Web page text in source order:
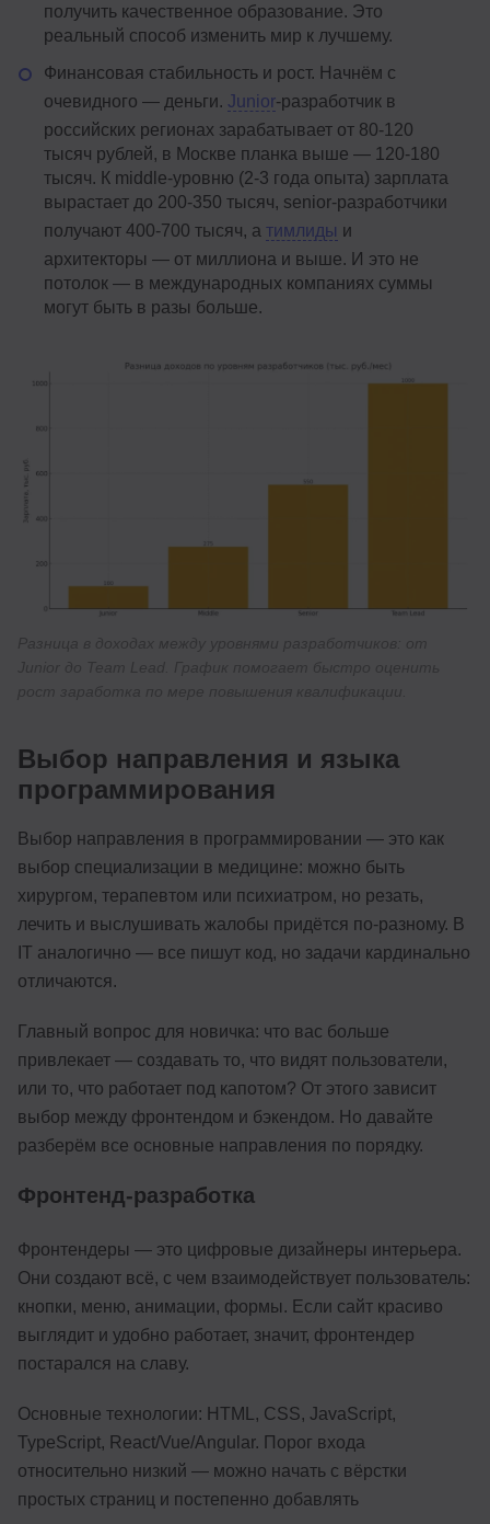
получить качественное образование. Это
реальный способ изменить мир к лучшему.
Финансовая стабильность и рост. Начнём с
очевидного — деньги. Junior-разработчик в
российских регионах зарабатывает от 80-120
тысяч рублей, в Москве планка выше — 120-180
тысяч. К middle-уровню (2-3 года опыта) зарплата
вырастает до 200-350 тысяч, senior-разработчики
получают 400-700 тысяч, а тимлиды и
архитекторы — от миллиона и выше. И это не
потолок — в международных компаниях суммы
могут быть в разы больше.
Выбор направления и языка
программирования
Выбор направления в программировании — это как
выбор специализации в медицине: можно быть
хирургом, терапевтом или психиатром, но резать,
лечить и выслушивать жалобы придётся по-разному. В
IT аналогично — все пишут код, но задачи кардинально
отличаются.
Главный вопрос для новичка: что вас больше
привлекает — создавать то, что видят пользователи,
или то, что работает под капотом? От этого зависит
выбор между фронтендом и бэкендом. Но давайте
разберём все основные направления по порядку.
Фронтенд-разработка
Фронтендеры — это цифровые дизайнеры интерьера.
Они создают всё, с чем взаимодействует пользователь:
кнопки, меню, анимации, формы. Если сайт красиво
выглядит и удобно работает, значит, фронтендер
постарался на славу.
Основные технологии: HTML, CSS, JavaScript,
TypeScript, React/Vue/Angular. Порог входа
относительно низкий — можно начать с вёрстки
простых страниц и постепенно добавлять